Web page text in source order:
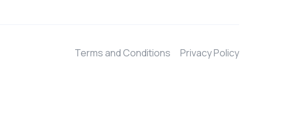
Terms and Conditions Privacy Policy